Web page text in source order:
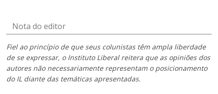
Nota do editor
Fiel ao princípio de que seus colunistas têm ampla liberdade
de se expressar, o Instituto Liberal reitera que as opiniões dos
autores não necessariamente representam o posicionamento
do IL diante das temáticas apresentadas.